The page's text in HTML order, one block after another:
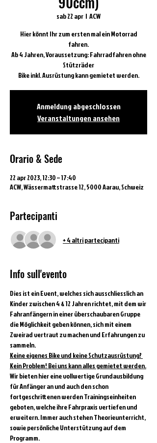
sab 22 apr
  |
ACW
Hier könnt Ihr zum ersten mal ein Motorrad
fahren.
Ab 4 Jahren, Voraussetzung: Fahrradfahren ohne
Stützräder
Bike inkl. Ausrüstung kann gemietet werden.
Anmeldung abgeschlossen
Veranstaltungen ansehen
Orario & Sede
22 apr 2023, 12:30 – 17:40
ACW, Wässermattstrasse 12, 5000 Aarau, Schweiz
Partecipanti
+ 4 altri partecipanti
Info sull'evento
Dies ist ein Event, welches sich ausschliesslich an
Kinder zwischen 4 & 12 Jahren richtet, mit dem wir
Fahranfängern in einer überschaubaren Gruppe
die Möglichkeit geben können, sich mit einem
Zweirad vertraut zu machen und Erfahrungen zu
sammeln.
Keine eigenes Bike und keine Schutzausrüstung?
Kein Problem! Bei uns kann alles gemietet werden.
Wir bieten hier eine vollwertige Grundausbildung
für Anfänger an und auch den schon
fortgeschrittenen werden Trainingseinheiten
geboten, welche ihre Fahrpraxis vertiefen und
erweitern. Immer auch stehen Theorieunterricht,
sowie persönliche Unterstützung auf dem
Programm.